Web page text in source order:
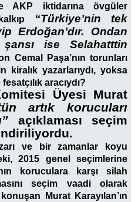
AKP iktidarına övgüler
“Türkiye’nin tek
Erdoğan’dır. Ondan
ise Selahatttin
Cemal Paşa’nın torunları
kiralık yazarlarıydı, yoksa
aracıydı?
Üyesi Murat
artık korucuları
açıklaması seçim
ve bir zamanlar koyu
2015 genel seçimlerine
koruculara karşı silah
seçim vaadi olarak
Murat Karayılan’ın